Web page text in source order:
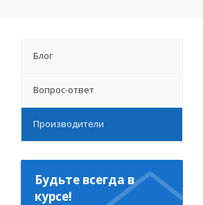
Блог
Вопрос-ответ
Производители
Будьте всегда в
курсе!